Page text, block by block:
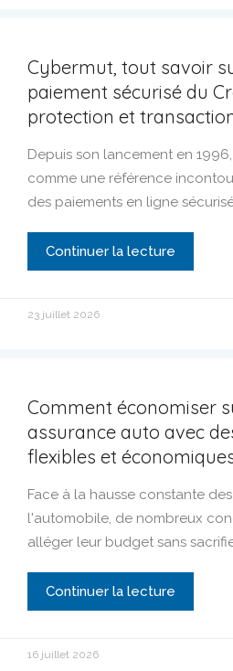
Cybermut, tout savoir
paiement sécurisé du
protection et
Depuis son lancement en
comme une référence
des paiements en ligne
Continuer la lecture
23 juillet 2026
Comment économiser
assurance auto avec
flexibles et
Face à la hausse constante
l'automobile, de nombreux
alléger leur budget sans
Continuer la lecture
16 juillet 2026